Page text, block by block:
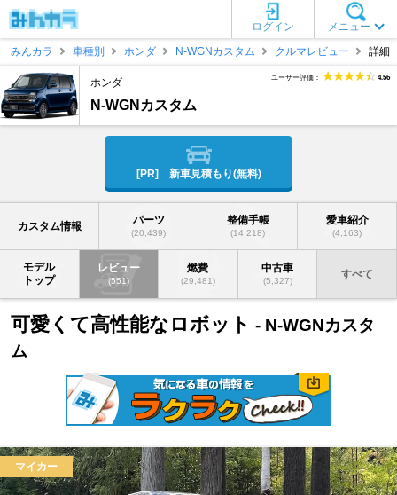
メニュー
ログイン
みんカラ
車種別 ホンダ N-WGNカスタム クルマレビュー 詳細
ホンダ
N-WGNカスタム
ユーザー評価： 4.56
[PR] 新車見積もり(無料)
カスタム情報 パーツ
(20,439)
整備手帳
(14,218)
愛車紹介
(4,163)
モデル
トップ
レビュー
(551)
燃費
(29,481)
中古車
(5,327)
すべて
可愛くて高性能なロボット - N-WGNカスタ
ム
マイカー